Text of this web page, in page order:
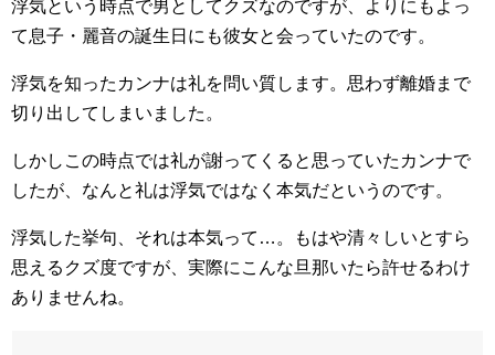
浮気という時点で男としてクズなのですが、よりにもよっ
て息子・麗音の誕生日にも彼女と会っていたのです。
浮気を知ったカンナは礼を問い質します。思わず離婚まで
切り出してしまいました。
しかしこの時点では礼が謝ってくると思っていたカンナで
したが、なんと礼は浮気ではなく本気だというのです。
浮気した挙句、それは本気って…。もはや清々しいとすら
思えるクズ度ですが、実際にこんな旦那いたら許せるわけ
ありませんね。